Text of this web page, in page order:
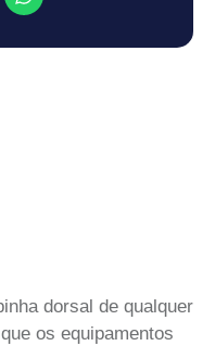
dorsal de qualquer
os equipamentos